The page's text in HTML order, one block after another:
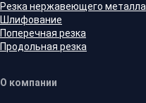
Резка нержавеющего металла
Шлифование
Поперечная резка
Продольная резка
О компании